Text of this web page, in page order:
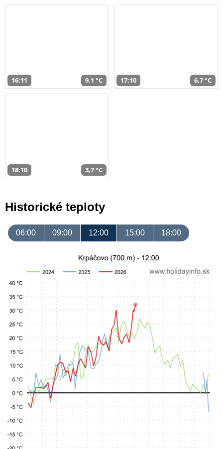
16:11 9,1 °C 17:10 6,7 °C
18:10 3,7 °C
Historické teploty
06:00 09:00 12:00 15:00 18:00